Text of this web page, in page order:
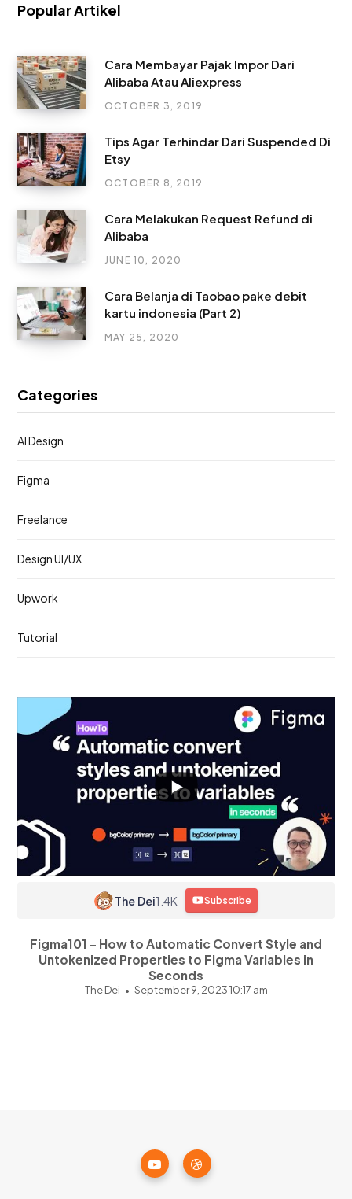
Popular Artikel
Cara Membayar Pajak Impor Dari
Alibaba Atau Aliexpress
OCTOBER 3, 2019
Tips Agar Terhindar Dari Suspended Di
Etsy
OCTOBER 8, 2019
Cara Melakukan Request Refund di
Alibaba
JUNE 10, 2020
Cara Belanja di Taobao pake debit
kartu indonesia (Part 2)
MAY 25, 2020
Categories
AI Design
Figma
Freelance
Design UI/UX
Upwork
Tutorial
The Dei1.4K Subscribe
Figma101 - How to Automatic Convert Style and
Untokenized Properties to Figma Variables in
Seconds
The Dei September 9, 2023 10:17 am